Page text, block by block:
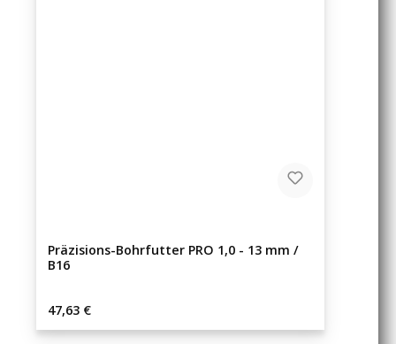
Präzisions-Bohrfutter PRO 1,0 - 13 mm /
B16
Regulärer Preis:
47,63 €